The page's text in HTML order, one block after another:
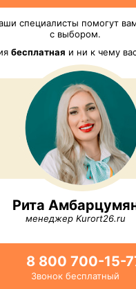
специалисты помогут
с выбором.
бесплатная и ни к чему
Рита
менеджер Kurort26.ru
8 800 700-15-
Звонок бесплатный